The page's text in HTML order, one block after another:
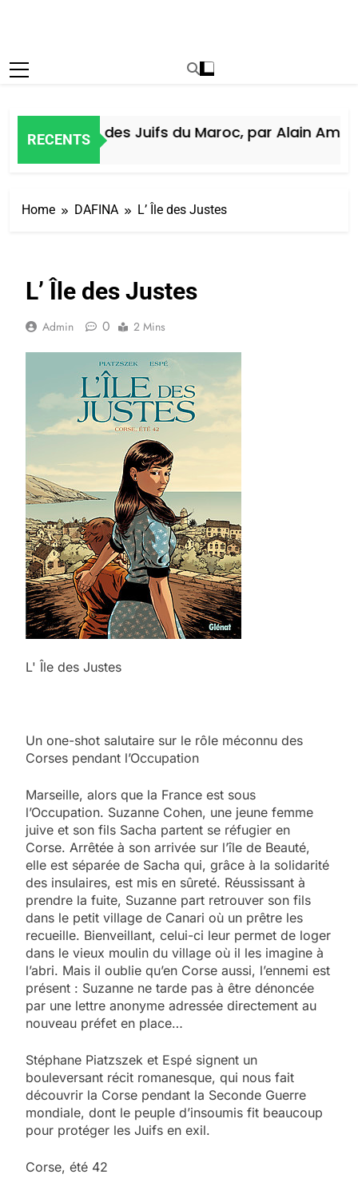
RECENTS
Histoire des Juifs du Maroc, par Alain Amiel
Home DAFINA L’ Île des Justes
L’ Île des Justes
Admin 0 2 Mins
L' Île des Justes
Un one-shot salutaire sur le rôle méconnu des
Corses pendant l’Occupation
Marseille, alors que la France est sous
l’Occupation. Suzanne Cohen, une jeune femme
juive et son fils Sacha partent se réfugier en
Corse. Arrêtée à son arrivée sur l’île de Beauté,
elle est séparée de Sacha qui, grâce à la solidarité
des insulaires, est mis en sûreté. Réussissant à
prendre la fuite, Suzanne part retrouver son fils
dans le petit village de Canari où un prêtre les
recueille. Bienveillant, celui-ci leur permet de loger
dans le vieux moulin du village où il les imagine à
l’abri. Mais il oublie qu’en Corse aussi, l’ennemi est
présent : Suzanne ne tarde pas à être dénoncée
par une lettre anonyme adressée directement au
nouveau préfet en place…
Stéphane Piatzszek et Espé signent un
bouleversant récit romanesque, qui nous fait
découvrir la Corse pendant la Seconde Guerre
mondiale, dont le peuple d’insoumis fit beaucoup
pour protéger les Juifs en exil.
Corse, été 42